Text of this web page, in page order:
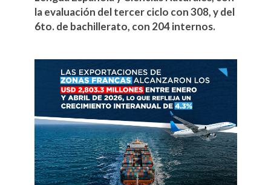
la evaluación del tercer ciclo con 308, y del
6to. de bachillerato, con 204 internos.